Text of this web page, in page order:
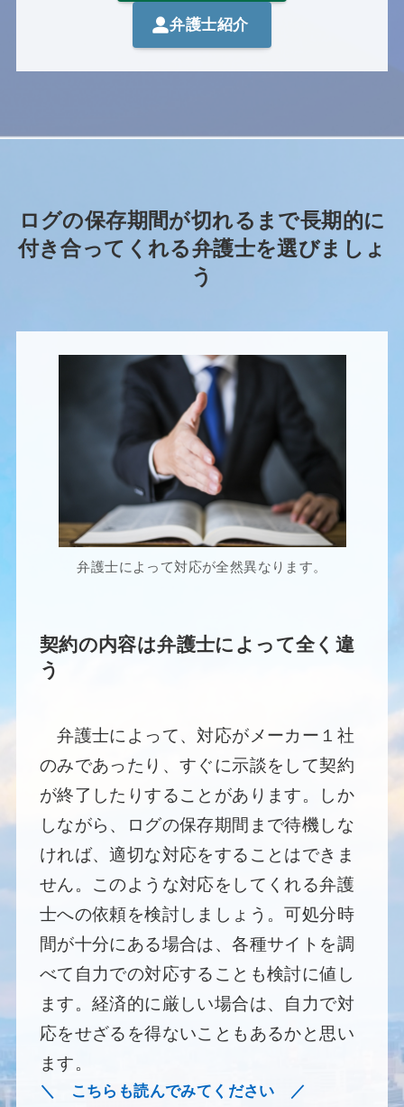
弁護士紹介
ログの保存期間が切れるまで長期的に
付き合ってくれる弁護士を選びましょ
う
弁護士によって対応が全然異なります。
契約の内容は弁護士によって全く違
う
弁護士によって、対応がメーカー１社
のみであったり、すぐに示談をして契約
が終了したりすることがあります。しか
しながら、ログの保存期間まで待機しな
ければ、適切な対応をすることはできま
せん。このような対応をしてくれる弁護
士への依頼を検討しましょう。可処分時
間が十分にある場合は、各種サイトを調
べて自力での対応することも検討に値し
ます。経済的に厳しい場合は、自力で対
応をせざるを得ないこともあるかと思い
ます。
＼ こちらも読んでみてください ／